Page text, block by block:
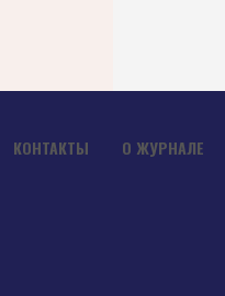
КОНТАКТЫ О ЖУРНАЛЕ